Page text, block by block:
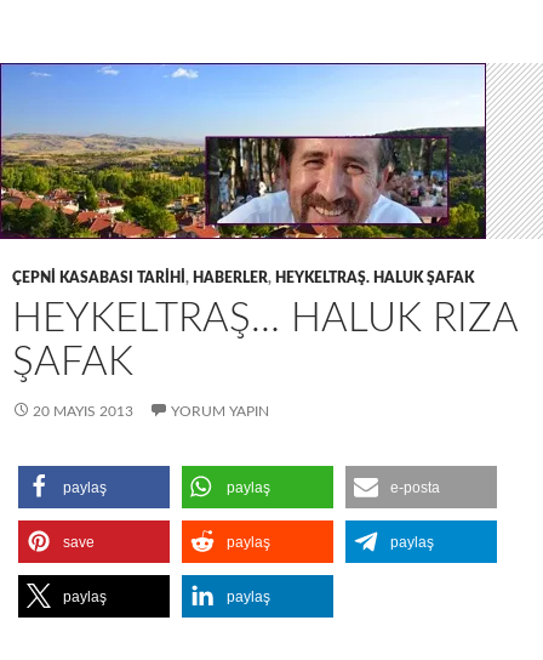
ÇEPNI KASABASI TARIHI , HABERLER, HEYKELTRAŞ. HALUK ŞAFAK
HEYKELTRAŞ… HALUK RIZA
ŞAFAK
20 MAYIS 2013 YORUM YAPIN
paylaş paylaş e-posta
save paylaş paylaş
paylaş paylaş